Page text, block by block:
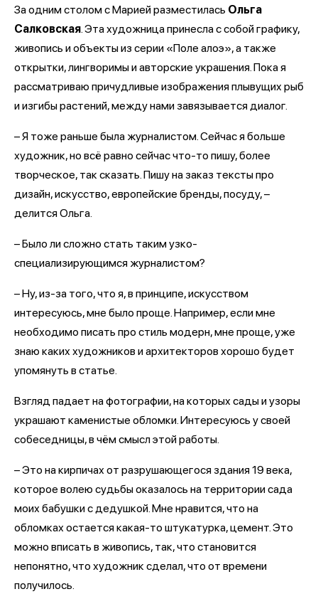
За одним столом с Марией разместилась Ольга
Салковская . Эта художница принесла с собой графику,
живопись и объекты из серии «Поле алоэ», а также
открытки, лингворимы и авторские украшения. Пока я
рассматриваю причудливые изображения плывущих рыб
и изгибы растений, между нами завязывается диалог.
– Я тоже раньше была журналистом. Сейчас я больше
художник, но всё равно сейчас что-то пишу, более
творческое, так сказать. Пишу на заказ тексты про
дизайн, искусство, европейские бренды, посуду, –
делится Ольга.
– Было ли сложно стать таким узко-
специализирующимся журналистом?
– Ну, из-за того, что я, в принципе, искусством
интересуюсь, мне было проще. Например, если мне
необходимо писать про стиль модерн, мне проще, уже
знаю каких художников и архитекторов хорошо будет
упомянуть в статье.
Взгляд падает на фотографии, на которых сады и узоры
украшают каменистые обломки. Интересуюсь у своей
собеседницы, в чём смысл этой работы.
– Это на кирпичах от разрушающегося здания 19 века,
которое волею судьбы оказалось на территории сада
моих бабушки с дедушкой. Мне нравится, что на
обломках остается какая-то штукатурка, цемент. Это
можно вписать в живопись, так, что становится
непонятно, что художник сделал, что от времени
получилось.